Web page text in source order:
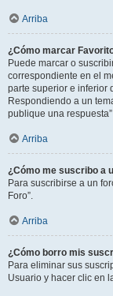
Arriba
¿Cómo marcar
Puede marcar o
correspondiente en el
parte superior e inferior
Respondiendo a un
publique una
Arriba
¿Cómo me suscribo a
Para suscribirse a un
Foro”.
Arriba
¿Cómo borro mis
Para eliminar sus
Usuario y hacer clic en